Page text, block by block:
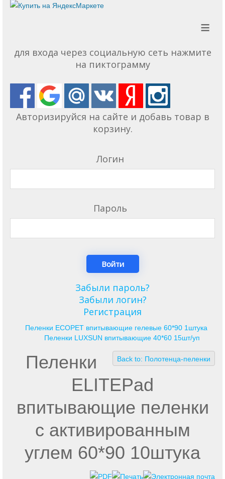
≡
для входа через социальную сеть нажмите
на пиктограмму
Авторизируйся на сайте и добавь товар в
корзину.
Логин
Пароль
Забыли пароль?
Забыли логин?
Регистрация
Пеленки ECOPET впитывающие гелевые 60*90 1штука
Пеленки LUXSUN впитывающие 40*60 15шт/уп
Back to: Полотенца-пеленки
Пеленки
ELITEPad
впитывающие пеленки
с активированным
углем 60*90 10штука